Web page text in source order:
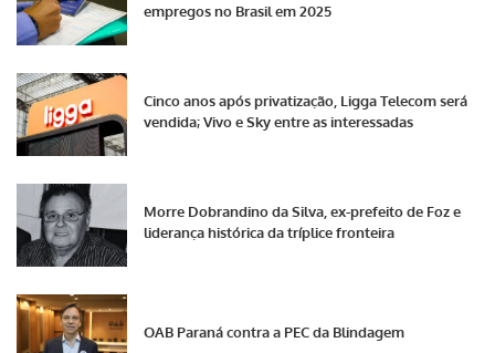
empregos no Brasil em 2025
Cinco anos após privatização, Ligga Telecom será
vendida; Vivo e Sky entre as interessadas
Morre Dobrandino da Silva, ex-prefeito de Foz e
liderança histórica da tríplice fronteira
OAB Paraná contra a PEC da Blindagem